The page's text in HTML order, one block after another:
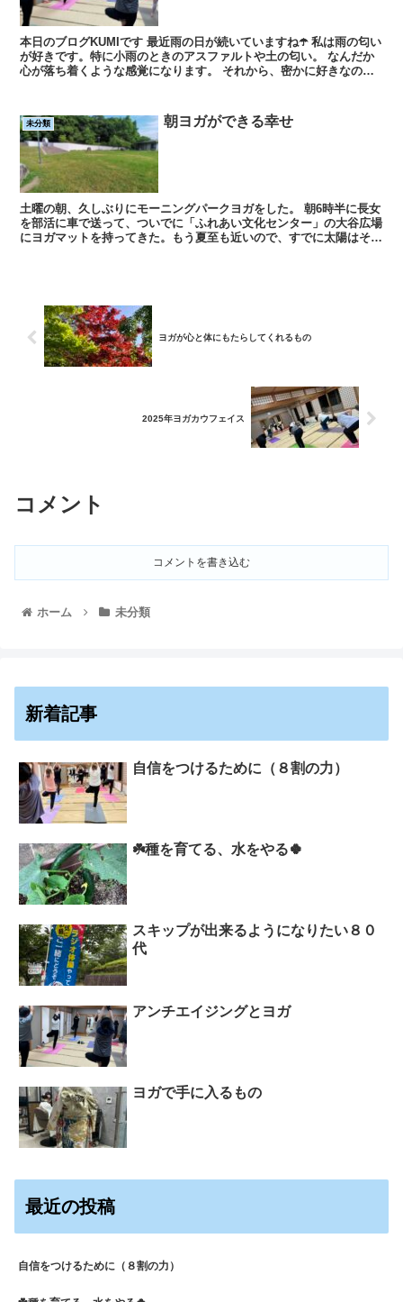
本日のブログKUMIです 最近雨の日が続いていますね☂️ 私は雨の匂い
が好きです。特に小雨のときのアスファルトや土の匂い。 なんだか
心が落ち着くような感覚になります。 それから、密かに好きなのが
未分類 朝ヨガができる幸せ
土曜の朝、久しぶりにモーニングパークヨガをした。 朝6時半に長女
を部活に車で送って、ついでに「ふれあい文化センター」の大谷広場
にヨガマットを持ってきた。もう夏至も近いので、すでに太陽はそこ
ヨガが心と体にもたらしてくれるもの
2025年ヨガカウフェイス
コメント
コメントを書き込む
ホーム 未分類
新着記事
自信をつけるために（８割の力）
☘️種を育てる、水をやる🍀
スキップが出来るようになりたい８０
代
アンチエイジングとヨガ
ヨガで手に入るもの
最近の投稿
自信をつけるために（８割の力）